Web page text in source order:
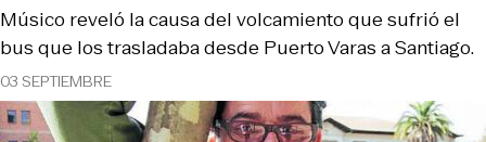
03 SEPTIEMBRE
Músico reveló la causa del volcamiento que sufrió el
bus que los trasladaba desde Puerto Varas a Santiago.